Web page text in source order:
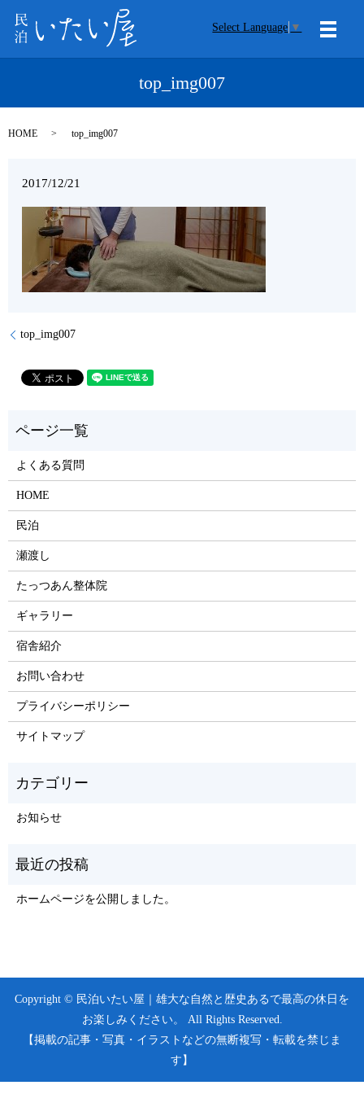
Select Language ▼
メニ
top_img007
HOME top_img007
2017/12/21
top_img007
よくある質問
HOME
民泊
瀬渡し
たっつあん整体院
ギャラリー
宿舎紹介
お問い合わせ
プライバシーポリシー
サイトマップ
お知らせ
ホームページを公開しました。
Copyright © 民泊いたい屋｜雄大な自然と歴史あるで最高の休日を
お楽しみください。 All Rights Reserved.
【掲載の記事・写真・イラストなどの無断複写・転載を禁じま
す】